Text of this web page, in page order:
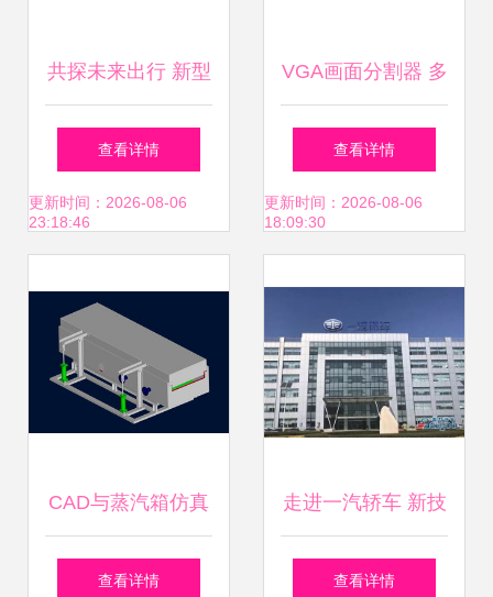
共探未来出行 新型
轨道交通技术交流
研讨会在长沙成功
查看详情
更新时间：2026-08-06
23:18:46
VGA画面分割器 多
屏时代的技术革新
与应用实践——北
术交流实录
查看详情
更新时间：2026-08-06
18:09:30
CAD与蒸汽箱仿真
学习交流 技术共享
查看详情
走进一汽轿车 新技
术展示交流会圆满
查看详情